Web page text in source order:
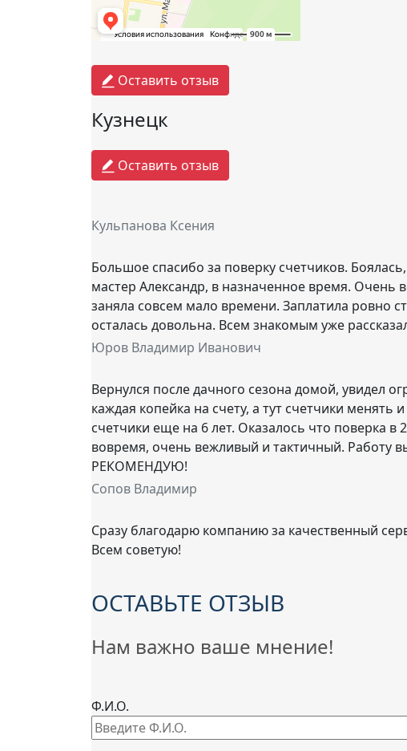
Оставить отзыв
Кузнецк
Оставить отзыв
Кульпанова Ксения
Большое спасибо за поверку счетчиков.
мастер Александр, в назначенное время. Очень
заняла совсем мало времени. Заплатила ровно
осталась довольна. Всем знакомым уже
Юров Владимир Иванович
Вернулся после дачного сезона домой, увидел
каждая копейка на счету, а тут счетчики
счетчики еще на 6 лет. Оказалось что поверка
вовремя, очень вежливый и тактичный. Работу
РЕКОМЕНДУЮ!
Сопов Владимир
Сразу благодарю компанию за качественный
Всем советую!
ОСТАВЬТЕ ОТЗЫВ
Нам важно ваше мнение!
Ф.И.О.